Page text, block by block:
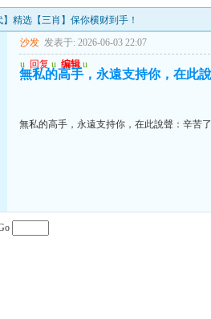
精选【三肖】保你横财到手！
沙发 发表于: 2026-06-03 22:07
u 回复 u 编辑 u
無私的高手，永遠支持你，在此
無私的高手，永遠支持你，在此說聲：辛苦了